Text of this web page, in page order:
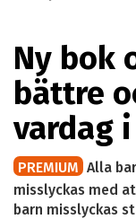
Ny bok
bättre
vardag
PREMIUM Alla
misslyckas med
barn misslyckas